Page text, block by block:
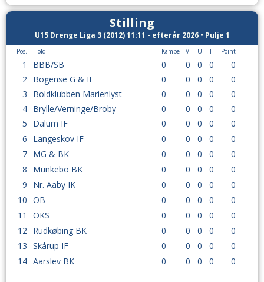
Stilling
U15 Drenge Liga 3 (2012) 11:11 - efterår 2026 • Pulje 1
Pos. Hold Kampe V U T Point
1 BBB/SB 0 0 0 0
0
2 Bogense G & IF 0 0 0 0
0
3
Boldklubben Marienlyst 0 0 0 0
0
4 Brylle/Verninge/Broby 0 0 0 0
0
5
Dalum IF 0 0 0 0
0
6
Langeskov IF 0 0 0 0
0
7 MG & BK 0 0 0 0
0
8
Munkebo BK 0 0 0 0
0
9
Nr. Aaby IK 0 0 0 0
0
10 OB 0 0 0 0
0
11
OKS 0 0 0 0
0
12 Rudkøbing BK 0 0 0 0
0
13 Skårup IF 0 0 0 0
0
14 Aarslev BK 0 0 0 0 0